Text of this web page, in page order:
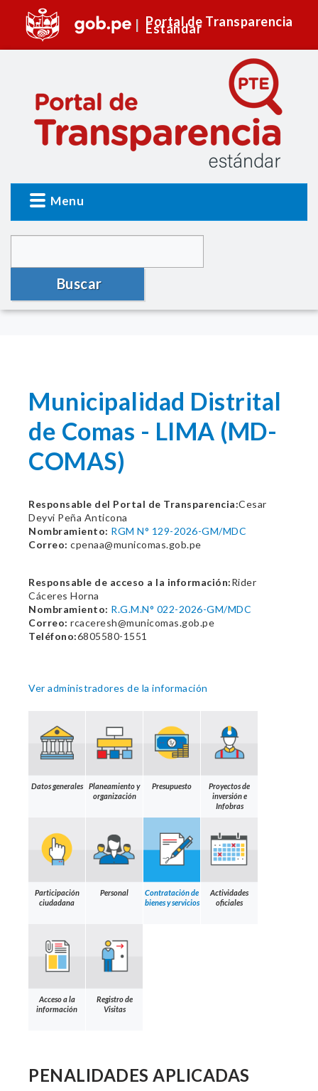
Portal de Transparencia
Estándar
Menu
Buscar
Municipalidad Distrital
de Comas - LIMA (MD-
COMAS)
Responsable del Portal de Transparencia:Cesar
Deyvi Peña Anticona
Nombramiento: RGM N° 129-2026-GM/MDC
Correo: cpenaa@municomas.gob.pe
Responsable de acceso a la información:Rider
Cáceres Horna
Nombramiento: R.G.M.N° 022-2026-GM/MDC
Correo: rcaceresh@municomas.gob.pe
Teléfono:6805580-1551
Ver administradores de la información
Datos generales
Planeamiento y
organización
Presupuesto
Proyectos de
inversión e
Infobras
Participación
ciudadana
Personal
Contratación de
bienes y servicios
Actividades
oficiales
Acceso a la
información
Registro de
Visitas
PENALIDADES APLICADAS